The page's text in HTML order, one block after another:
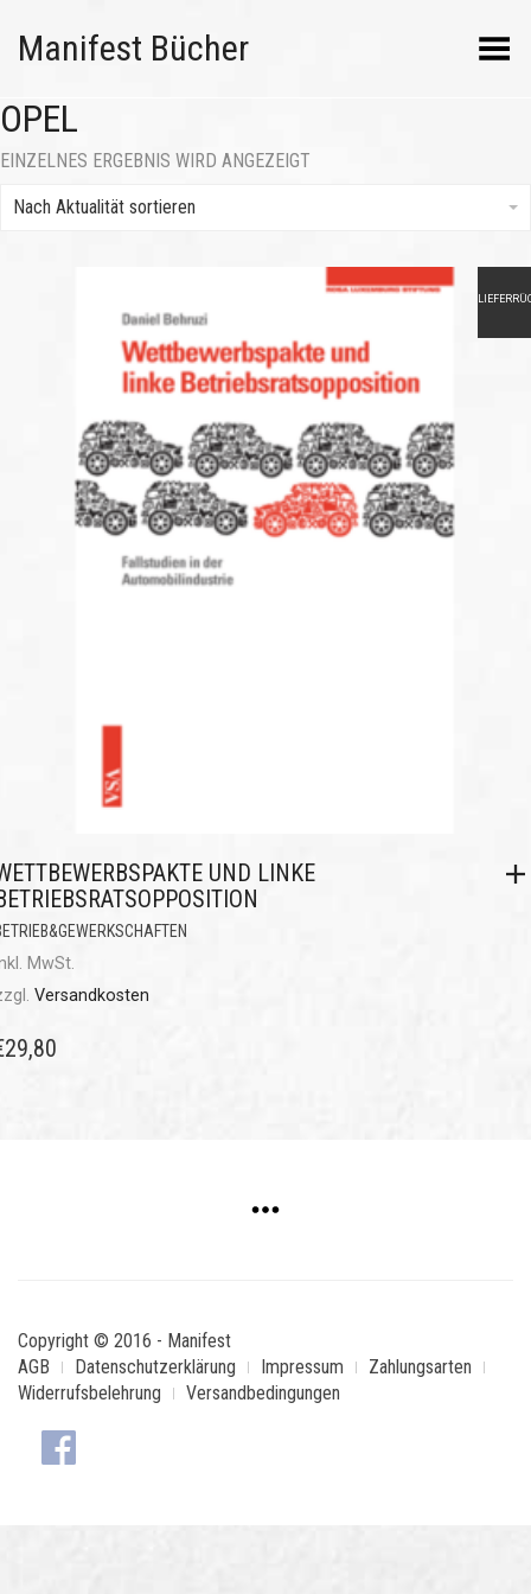
Manifest Bücher Menü umschalten
OPEL
EINZELNES ERGEBNIS WIRD ANGEZEIGT
Nach Aktualität sortieren
UND LINKE
MwSt.
Versandkosten
29,80
Copyright © 2016 - Manifest
AGB
Datenschutzerklärung Impressum
Zahlungsarten
Widerrufsbelehrung
Versandbedingungen